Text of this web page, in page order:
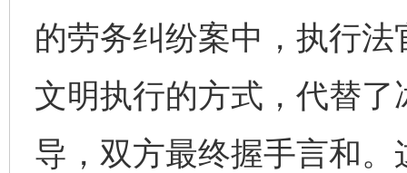
的劳务纠纷案中，执行
文明执行的方式，代替
导，双方最终握手言和